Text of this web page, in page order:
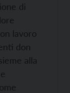
di
lavoro
don
alla